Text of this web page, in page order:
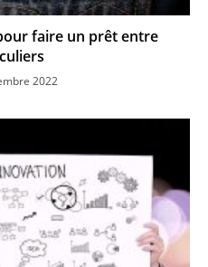
faire un prêt entre
2022